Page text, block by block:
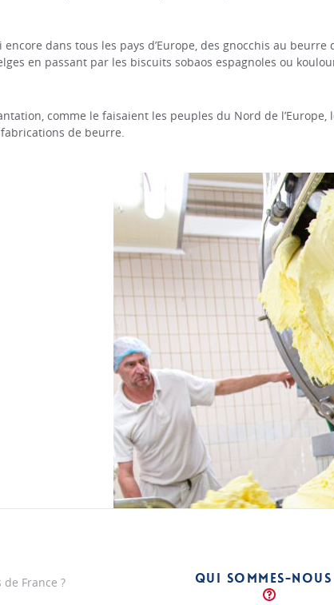
dans tous les pays d’Europe, des gnocchis au beurre
en passant par les biscuits sobaos espagnoles ou
comme le faisaient les peuples du Nord de l’Europe,
de beurre.
France ? QUI SOMMES-